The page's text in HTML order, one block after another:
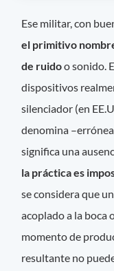
Ese militar, con
el primitivo
de ruidoo sonido.
dispositivos
silenciador (en
denomina
significa una
la práctica es
se considera que
acoplado a la boca
momento de
resultante no